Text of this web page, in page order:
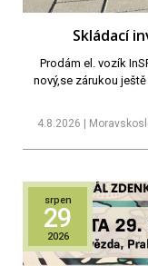
Skládací
Prodám el. vozík
nový,se zárukou
4.8.2026 |
srpen
29
2026